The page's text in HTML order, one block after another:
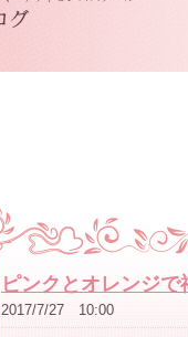
ピンクとオレンジ
2017/7/27 10:00